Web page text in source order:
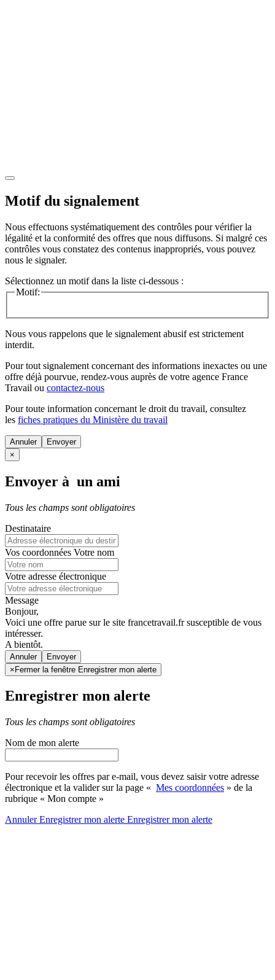
Motif du signalement
Nous effectuons systématiquement des contrôles pour vérifier la
légalité et la conformité des offres que nous diffusons. Si malgré ces
contrôles vous constatez des contenus inappropriés, vous pouvez
nous le signaler.
Sélectionnez un motif dans la liste ci-dessous :
Motif:
Nous vous rappelons que le signalement abusif est strictement
interdit.
Pour tout signalement concernant des informations inexactes ou une
offre déjà pourvue, rendez-vous auprès de votre agence France
Travail ou contactez-nous
Pour toute information concernant le droit du travail, consultez
les fiches pratiques du Ministère du travail
Annuler
×
Envoyer à un ami
Tous les champs sont obligatoires
Destinataire
Vos coordonnées Votre nom
Votre adresse électronique
Message
Bonjour,
Voici une offre parue sur le site francetravail.fr susceptible de vous
intéresser.
A bientôt.
Annuler
×Fermer la fenêtre Enregistrer mon alerte
Enregistrer mon alerte
Tous les champs sont obligatoires
Nom de mon alerte
Pour recevoir les offres par e-mail, vous devez saisir votre adresse
électronique et la valider sur la page « Mes coordonnées » de la
rubrique « Mon compte »
AnnulerEnregistrer mon alerte Enregistrermon alerte